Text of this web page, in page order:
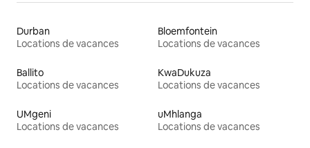
Durban
Locations de vacances
Bloemfontein
Locations de vacances
Ballito
Locations de vacances
KwaDukuza
Locations de vacances
UMgeni
Locations de vacances
uMhlanga
Locations de vacances